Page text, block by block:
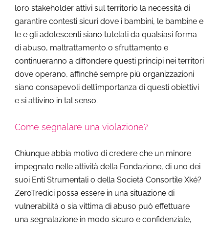
loro stakeholder attivi sul territorio la necessità di
garantire contesti sicuri dove i bambini, le bambine e
le e gli adolescenti siano tutelati da qualsiasi forma
di abuso, maltrattamento o sfruttamento e
continueranno a diffondere questi principi nei territori
dove operano, affinché sempre più organizzazioni
siano consapevoli dell’importanza di questi obiettivi
e si attivino in tal senso.
Come segnalare una violazione?
Chiunque abbia motivo di credere che un minore
impegnato nelle attività della Fondazione, di uno dei
suoi Enti Strumentali o della Società Consortile Xké?
ZeroTredici possa essere in una situazione di
vulnerabilità o sia vittima di abuso può effettuare
una segnalazione in modo sicuro e confidenziale,